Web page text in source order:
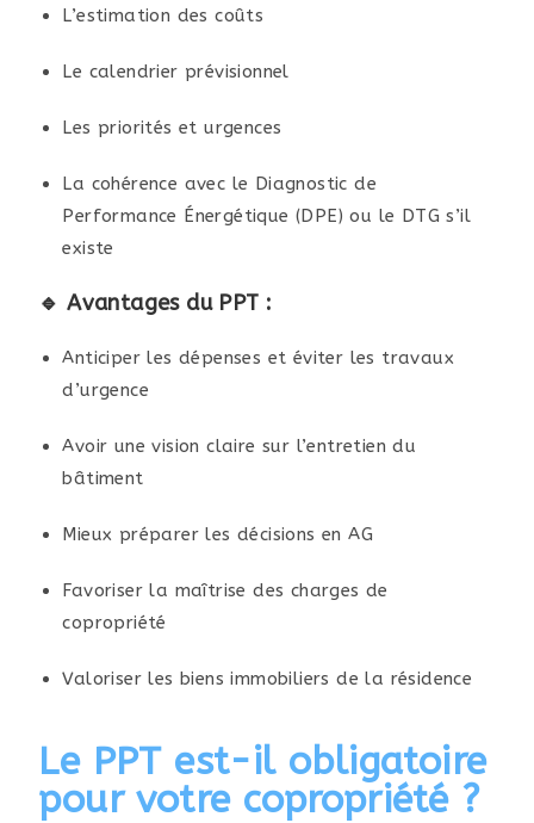
L’estimation des coûts
Le calendrier prévisionnel
Les priorités et urgences
La cohérence avec le Diagnostic de
Performance Énergétique (DPE) ou le DTG s’il
existe
🔹 Avantages du PPT :
Anticiper les dépenses et éviter les travaux
d’urgence
Avoir une vision claire sur l’entretien du
bâtiment
Mieux préparer les décisions en AG
Favoriser la maîtrise des charges de
copropriété
Valoriser les biens immobiliers de la résidence
Le PPT est-il obligatoire
pour votre copropriété ?